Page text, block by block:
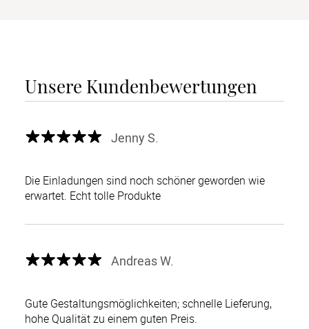
Unsere Kundenbewertungen
Jenny S.
Die Einladungen sind noch schöner geworden wie
erwartet. Echt tolle Produkte
Andreas W.
Gute Gestaltungsmöglichkeiten; schnelle Lieferung,
hohe Qualität zu einem guten Preis.